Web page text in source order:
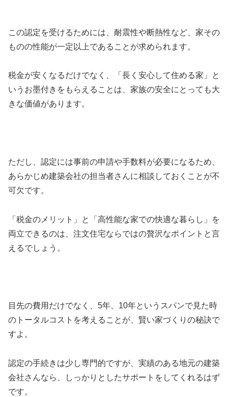
この認定を受けるためには、耐震性や断熱性など、家その
ものの性能が一定以上であることが求められます。
税金が安くなるだけでなく、「長く安心して住める家」と
いうお墨付きをもらえることは、家族の安全にとっても大
きな価値があります。
ただし、認定には事前の申請や手数料が必要になるため、
あらかじめ建築会社の担当者さんに相談しておくことが不
可欠です。
「税金のメリット」と「高性能な家での快適な暮らし」を
両立できるのは、注文住宅ならではの贅沢なポイントと言
えるでしょう。
目先の費用だけでなく、5年、10年というスパンで見た時
のトータルコストを考えることが、賢い家づくりの秘訣で
すよ。
認定の手続きは少し専門的ですが、実績のある地元の建築
会社さんなら、しっかりとしたサポートをしてくれるはず
です。